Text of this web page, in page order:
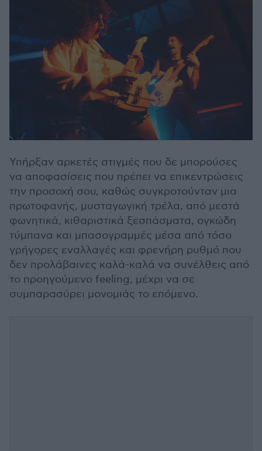
Υπήρξαν αρκετές στιγμές που δε μπορούσες
να αποφασίσεις που πρέπει να επικεντρώσεις
την προσοχή σου, καθώς συγκροτούνταν μια
πρωτοφανής, μυσταγωγική τρέλα, από μεστά
φωνητικά, κιθαριστικά ξεσπάσματα, ογκώδη
τύμπανα και μπασογραμμές μέσα από τόσο
γρήγορες εναλλαγές και φρενήρη ρυθμό που
δεν προλάβαινες καλά-καλά να συνέλθεις από
το προηγούμενο feeling, μέχρι να σε
συμπαρασύρει μονομιάς το επόμενο.